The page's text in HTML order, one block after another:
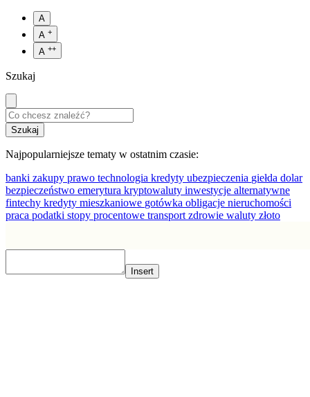
A
A +
A ++
Szukaj
Najpopularniejsze tematy w ostatnim czasie:
banki zakupy prawo technologia kredyty ubezpieczenia giełda dolar
bezpieczeństwo emerytura kryptowaluty inwestycje alternatywne
fintechy kredyty mieszkaniowe gotówka obligacje nieruchomości
praca podatki stopy procentowe transport zdrowie waluty złoto
Insert